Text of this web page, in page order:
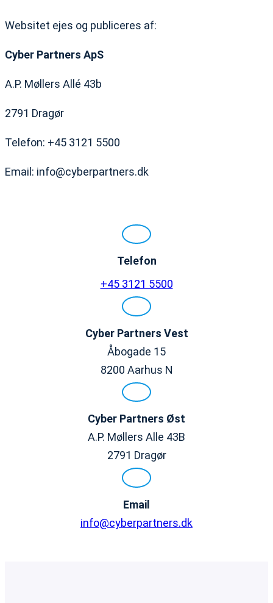
Websitet ejes og publiceres af:
Cyber Partners ApS
A.P. Møllers Allé 43b
2791 Dragør
Telefon: +45 3121 5500
Email: info@cyberpartners.dk
Telefon
+45 3121 5500
Cyber Partners Vest
Åbogade 15
8200 Aarhus N
Cyber Partners Øst
A.P. Møllers Alle 43B
2791 Dragør
Email
info@cyberpartners.dk